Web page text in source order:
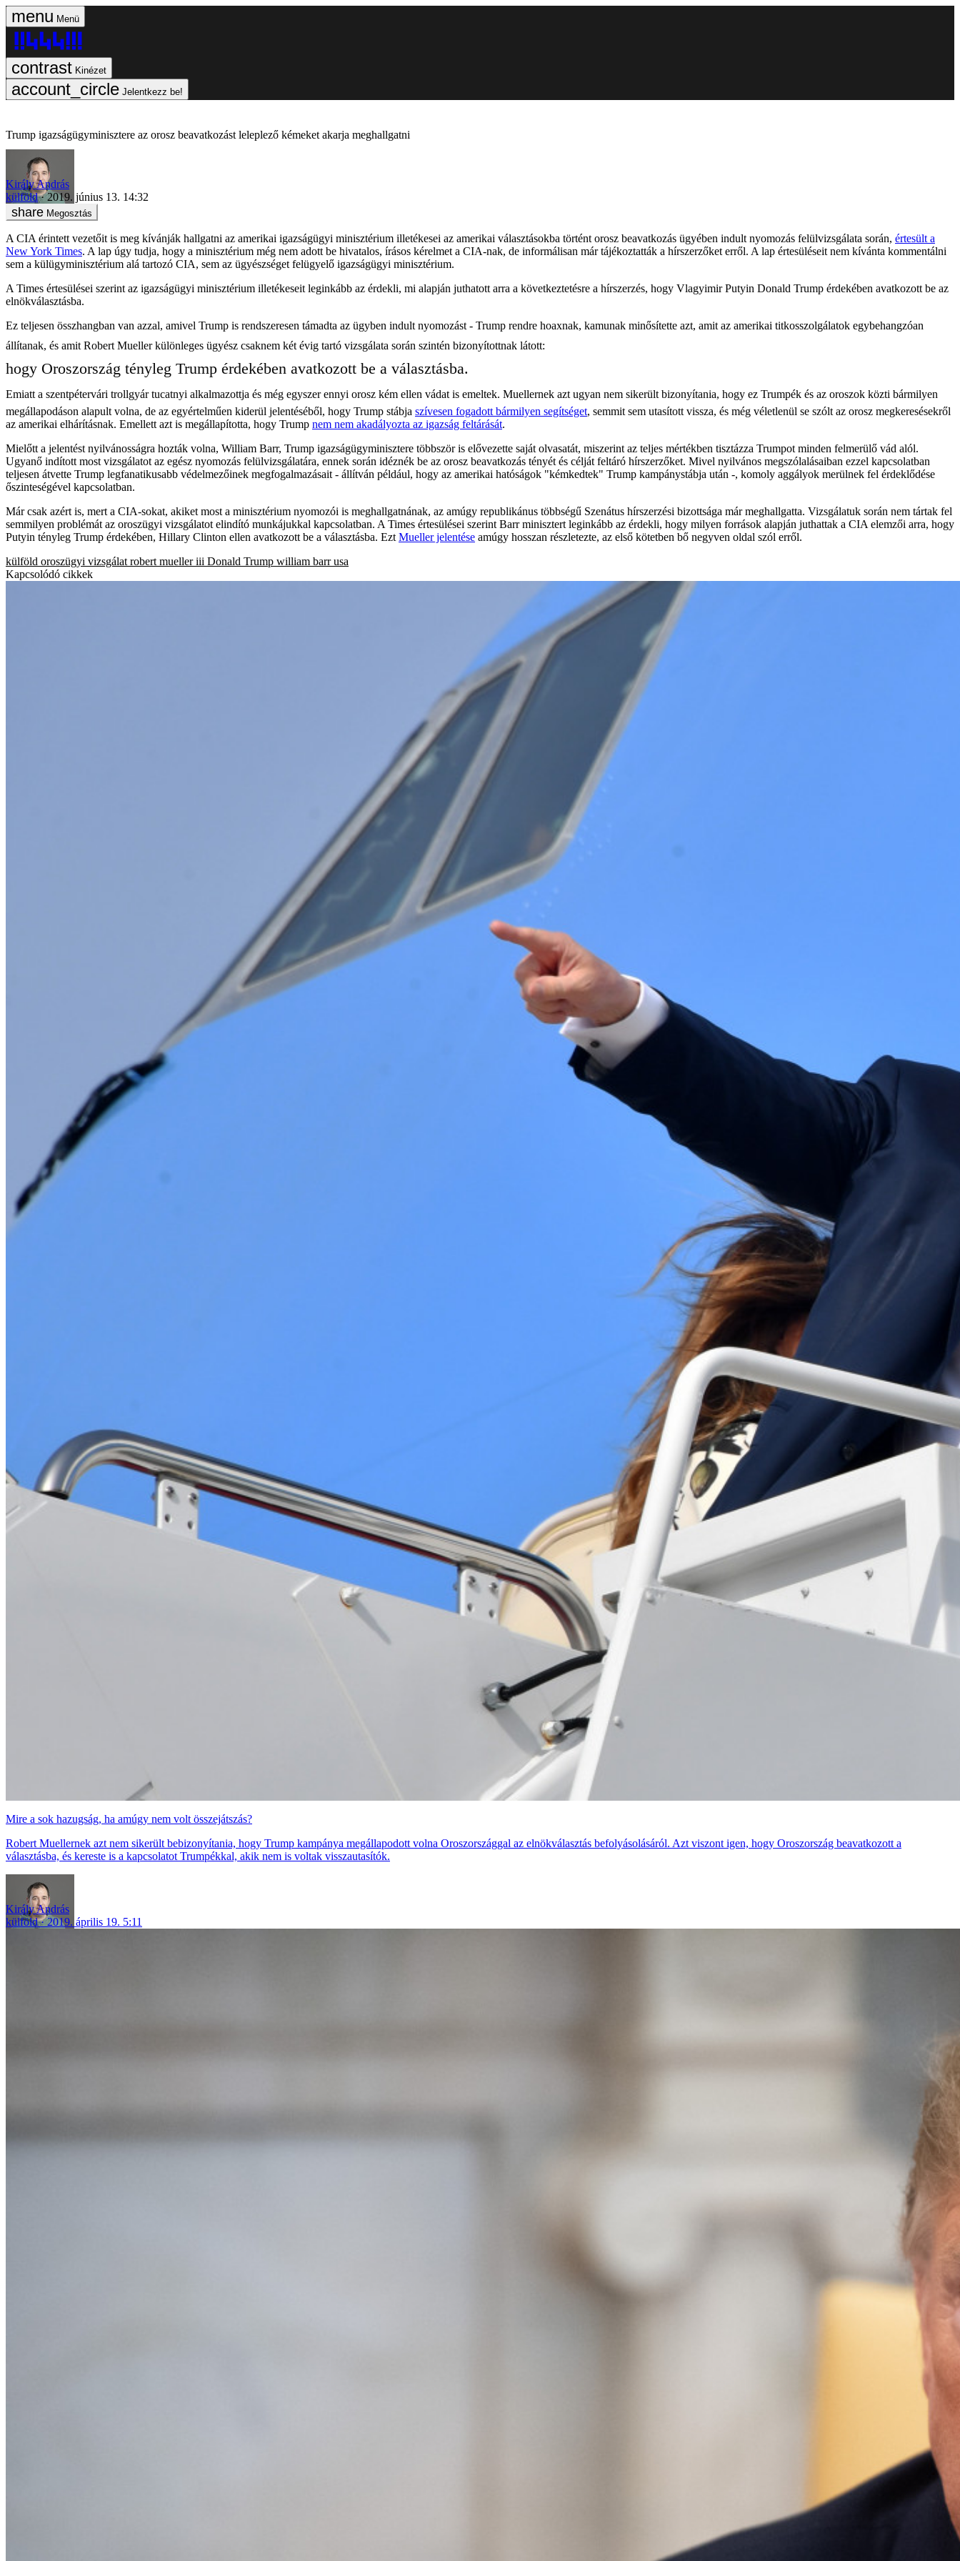
Menü
Kinézet
Jelentkezz be!
Trump igazságügyminisztere az orosz beavatkozást leleplező kémeket akarja meghallgatni
Király András
külföld
2019. június 13. 14:32
Megosztás
A CIA érintett vezetőit is meg kívánják hallgatni az amerikai igazságügyi minisztérium illetékesei az amerikai választásokba történt orosz beavatkozás ügyében indult nyomozás felülvizsgálata során, értesült a
New York Times. A lap úgy tudja, hogy a minisztérium még nem adott be hivatalos, írásos kérelmet a CIA-nak, de informálisan már tájékoztatták a hírszerzőket erről. A lap értesüléseit nem kívánta kommentálni
sem a külügyminisztérium alá tartozó CIA, sem az ügyészséget felügyelő igazságügyi minisztérium.
A Times értesülései szerint az igazságügyi minisztérium illetékeseit leginkább az érdekli, mi alapján juthatott arra a következtetésre a hírszerzés, hogy Vlagyimir Putyin Donald Trump érdekében avatkozott be az
elnökválasztásba.
Ez teljesen összhangban van azzal, amivel Trump is rendszeresen támadta az ügyben indult nyomozást - Trump rendre hoaxnak, kamunak minősítette azt, amit az amerikai titkosszolgálatok egybehangzóan
állítanak, és amit Robert Mueller különleges ügyész csaknem két évig tartó vizsgálata során szintén bizonyítottnak látott:
hogy Oroszország tényleg Trump érdekében avatkozott be a választásba.
Emiatt a szentpétervári trollgyár tucatnyi alkalmazottja és még egyszer ennyi orosz kém ellen vádat is emeltek. Muellernek azt ugyan nem sikerült bizonyítania, hogy ez Trumpék és az oroszok közti bármilyen
megállapodáson alapult volna, de az egyértelműen kiderül jelentéséből, hogy Trump stábja szívesen fogadott bármilyen segítséget, semmit sem utasított vissza, és még véletlenül se szólt az orosz megkeresésekről
az amerikai elhárításnak. Emellett azt is megállapította, hogy Trump nem nem akadályozta az igazság feltárását.
Mielőtt a jelentést nyilvánosságra hozták volna, William Barr, Trump igazságügyminisztere többször is elővezette saját olvasatát, miszerint az teljes mértékben tisztázza Trumpot minden felmerülő vád alól.
Ugyanő indított most vizsgálatot az egész nyomozás felülvizsgálatára, ennek során idéznék be az orosz beavatkozás tényét és célját feltáró hírszerzőket. Mivel nyilvános megszólalásaiban ezzel kapcsolatban
teljesen átvette Trump legfanatikusabb védelmezőinek megfogalmazásait - állítván például, hogy az amerikai hatóságok "kémkedtek" Trump kampánystábja után -, komoly aggályok merülnek fel érdeklődése
őszinteségével kapcsolatban.
Már csak azért is, mert a CIA-sokat, akiket most a minisztérium nyomozói is meghallgatnának, az amúgy republikánus többségű Szenátus hírszerzési bizottsága már meghallgatta. Vizsgálatuk során nem tártak fel
semmilyen problémát az oroszügyi vizsgálatot elindító munkájukkal kapcsolatban. A Times értesülései szerint Barr minisztert leginkább az érdekli, hogy milyen források alapján juthattak a CIA elemzői arra, hogy
Putyin tényleg Trump érdekében, Hillary Clinton ellen avatkozott be a választásba. Ezt Mueller jelentése amúgy hosszan részletezte, az első kötetben bő negyven oldal szól erről.
külföld oroszügyi vizsgálat robert mueller iii Donald Trump william barr usa
Kapcsolódó cikkek
Mire a sok hazugság, ha amúgy nem volt összejátszás?
Robert Muellernek azt nem sikerült bebizonyítania, hogy Trump kampánya megállapodott volna Oroszországgal az elnökválasztás befolyásolásáról. Azt viszont igen, hogy Oroszország beavatkozott a
választásba, és kereste is a kapcsolatot Trumpékkal, akik nem is voltak visszautasítók.
Király András
külföld
2019. április 19. 5:11